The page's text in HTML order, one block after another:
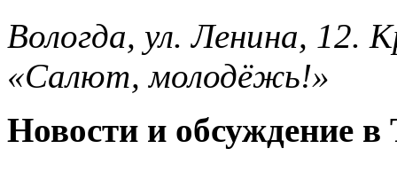
Вологда, ул. Ленина, 12.
«Салют, молодёжь!»
Новости и обсуждение